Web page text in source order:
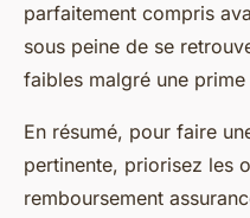
parfaitement compris
sous peine de se
faibles malgré une
En résumé, pour faire
pertinente, priorisez les
remboursement